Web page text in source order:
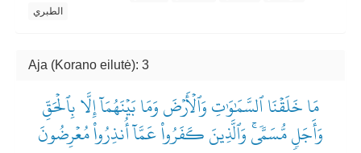
الطبري
Aja (Korano eilutė): 3
مَا خَلَقۡنَا ٱلسَّمَٰوَٰتِ وَٱلۡأَرۡضَ وَمَا بَيۡنَهُمَآ إِلَّا بِٱلۡحَقِّ
وَأَجَلٖ مُّسَمّٗىۚ وَٱلَّذِينَ كَفَرُواْ عَمَّآ أُنذِرُواْ مُعۡرِضُونَ